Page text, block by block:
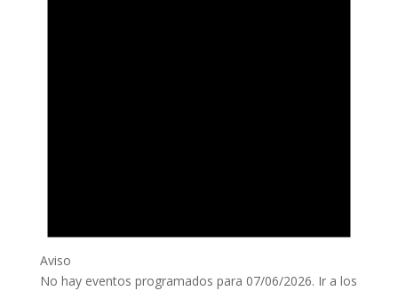
Aviso
No hay eventos programados para 07/06/2026. Ir a los